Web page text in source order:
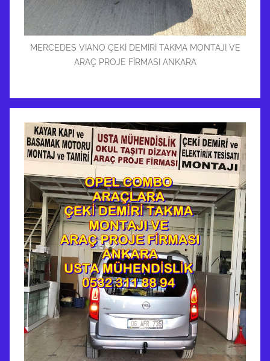
MERCEDES VIANO ÇEKİ DEMİRİ TAKMA MONTAJI VE
ARAÇ PROJE FİRMASI ANKARA